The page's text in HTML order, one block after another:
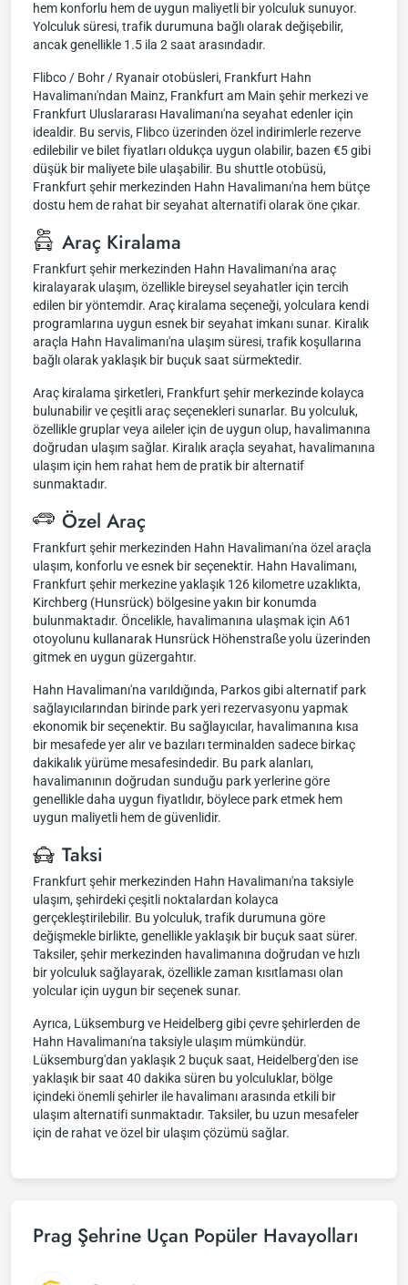
hem konforlu hem de uygun maliyetli bir yolculuk sunuyor.
Yolculuk süresi, trafik durumuna bağlı olarak değişebilir,
ancak genellikle 1.5 ila 2 saat arasındadır.
Flibco / Bohr / Ryanair otobüsleri, Frankfurt Hahn
Havalimanı'ndan Mainz, Frankfurt am Main şehir merkezi ve
Frankfurt Uluslararası Havalimanı'na seyahat edenler için
idealdir. Bu servis, Flibco üzerinden özel indirimlerle rezerve
edilebilir ve bilet fiyatları oldukça uygun olabilir, bazen €5 gibi
düşük bir maliyete bile ulaşabilir. Bu shuttle otobüsü,
Frankfurt şehir merkezinden Hahn Havalimanı'na hem bütçe
dostu hem de rahat bir seyahat alternatifi olarak öne çıkar.
Araç Kiralama
Frankfurt şehir merkezinden Hahn Havalimanı'na araç
kiralayarak ulaşım, özellikle bireysel seyahatler için tercih
edilen bir yöntemdir. Araç kiralama seçeneği, yolculara kendi
programlarına uygun esnek bir seyahat imkanı sunar. Kiralık
araçla Hahn Havalimanı'na ulaşım süresi, trafik koşullarına
bağlı olarak yaklaşık bir buçuk saat sürmektedir.
Araç kiralama şirketleri, Frankfurt şehir merkezinde kolayca
bulunabilir ve çeşitli araç seçenekleri sunarlar. Bu yolculuk,
özellikle gruplar veya aileler için de uygun olup, havalimanına
doğrudan ulaşım sağlar. Kiralık araçla seyahat, havalimanına
ulaşım için hem rahat hem de pratik bir alternatif
sunmaktadır.
Özel Araç
Frankfurt şehir merkezinden Hahn Havalimanı'na özel araçla
ulaşım, konforlu ve esnek bir seçenektir. Hahn Havalimanı,
Frankfurt şehir merkezine yaklaşık 126 kilometre uzaklıkta,
Kirchberg (Hunsrück) bölgesine yakın bir konumda
bulunmaktadır. Öncelikle, havalimanına ulaşmak için A61
otoyolunu kullanarak Hunsrück Höhenstraße yolu üzerinden
gitmek en uygun güzergahtır.
Hahn Havalimanı'na varıldığında, Parkos gibi alternatif park
sağlayıcılarından birinde park yeri rezervasyonu yapmak
ekonomik bir seçenektir. Bu sağlayıcılar, havalimanına kısa
bir mesafede yer alır ve bazıları terminalden sadece birkaç
dakikalık yürüme mesafesindedir. Bu park alanları,
havalimanının doğrudan sunduğu park yerlerine göre
genellikle daha uygun fiyatlıdır, böylece park etmek hem
uygun maliyetli hem de güvenlidir.
Taksi
Frankfurt şehir merkezinden Hahn Havalimanı'na taksiyle
ulaşım, şehirdeki çeşitli noktalardan kolayca
gerçekleştirilebilir. Bu yolculuk, trafik durumuna göre
değişmekle birlikte, genellikle yaklaşık bir buçuk saat sürer.
Taksiler, şehir merkezinden havalimanına doğrudan ve hızlı
bir yolculuk sağlayarak, özellikle zaman kısıtlaması olan
yolcular için uygun bir seçenek sunar.
Ayrıca, Lüksemburg ve Heidelberg gibi çevre şehirlerden de
Hahn Havalimanı'na taksiyle ulaşım mümkündür.
Lüksemburg'dan yaklaşık 2 buçuk saat, Heidelberg'den ise
yaklaşık bir saat 40 dakika süren bu yolculuklar, bölge
içindeki önemli şehirler ile havalimanı arasında etkili bir
ulaşım alternatifi sunmaktadır. Taksiler, bu uzun mesafeler
için de rahat ve özel bir ulaşım çözümü sağlar.
Prag Şehrine Uçan Popüler Havayolları